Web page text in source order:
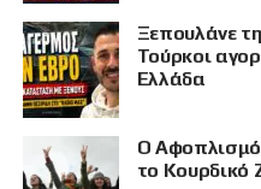
Ξεπουλάνε
Τούρκοι
Ελλάδα
Ο
το Κουρδικό